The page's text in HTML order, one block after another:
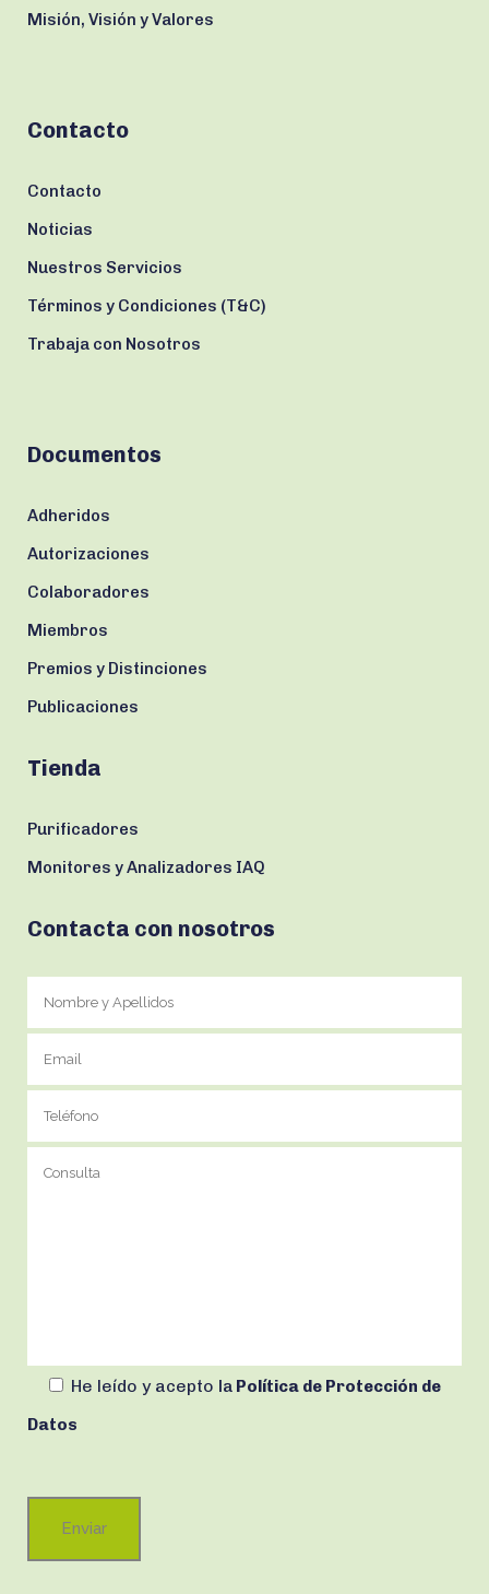
Misión, Visión y Valores
Contacto
Contacto
Noticias
Nuestros Servicios
Términos y Condiciones (T&C)
Trabaja con Nosotros
Documentos
Adheridos
Autorizaciones
Colaboradores
Miembros
Premios y Distinciones
Publicaciones
Tienda
Purificadores
Monitores y Analizadores IAQ
Contacta con nosotros
He leído y acepto la Política de Protección de
Datos